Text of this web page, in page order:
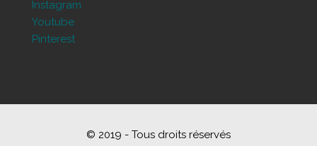
Instagram
Youtube
Pinterest
© 2019 - Tous droits réservés